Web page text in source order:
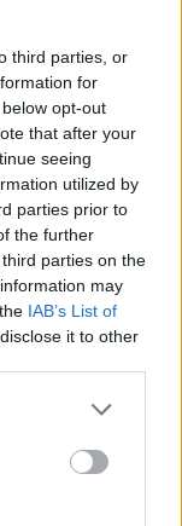
third parties, or
for
opt-out
that after your
seeing
utilized by
parties prior to
the further
parties on the
may
IAB’s List of
it to other
també
Majors
musical de les